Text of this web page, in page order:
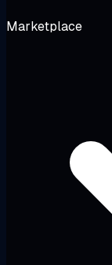
Marketplace